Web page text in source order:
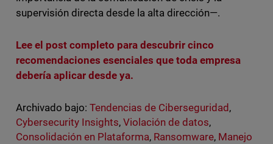
supervisión directa desde la alta dirección—.
Lee el post completo para descubrir cinco
recomendaciones esenciales que toda empresa
debería aplicar desde ya.
Archivado bajo: Tendencias de Ciberseguridad ,
Cybersecurity Insights, Violación de datos,
Consolidación en Plataforma, Ransomware, Manejo